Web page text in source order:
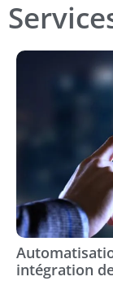
intégration